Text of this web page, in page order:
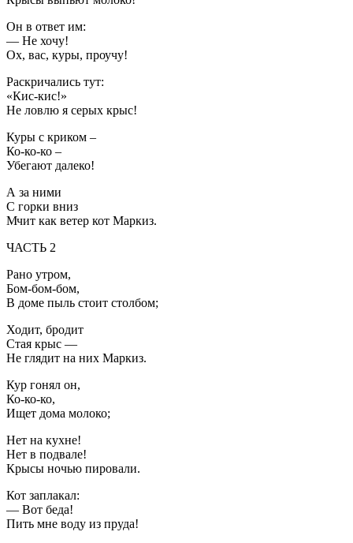
Он в ответ им:
— Не хочу!
Ох, вас, куры, проучу!
Раскричались тут:
«Кис-кис!»
Не ловлю я серых крыс!
Куры с криком –
Ко-ко-ко –
Убегают далеко!
А за ними
С горки вниз
Мчит как ветер кот Маркиз.
ЧАСТЬ 2
Рано утром,
Бом-бом-бом,
В доме пыль стоит столбом;
Ходит, бродит
Стая крыс —
Не глядит на них Маркиз.
Кур гонял он,
Ко-ко-ко,
Ищет дома молоко;
Нет на кухне!
Нет в подвале!
Крысы ночью пировали.
Кот заплакал:
— Вот беда!
Пить мне воду из пруда!